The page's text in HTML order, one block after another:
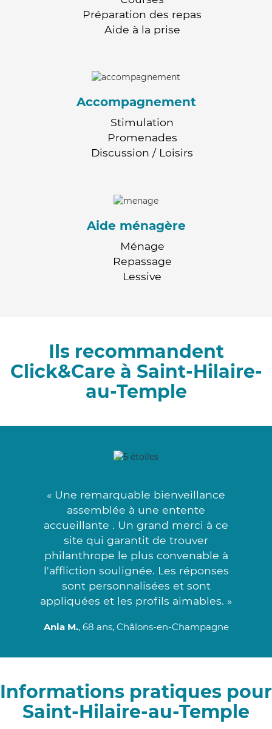
Préparation des repas
Aide à la prise
Accompagnement
Stimulation
Promenades
Discussion / Loisirs
Aide ménagère
Ménage
Repassage
Lessive
Ils recommandent
Click&Care à Saint-Hilaire-
au-Temple
« Une remarquable bienveillance
assemblée à une entente
accueillante . Un grand merci à ce
site qui garantit de trouver
philanthrope le plus convenable à
l'affliction soulignée. Les réponses
sont personnalisées et sont
appliquées et les profils aimables. »
Ania M., 68 ans, Châlons-en-Champagne
Informations pratiques pour
Saint-Hilaire-au-Temple